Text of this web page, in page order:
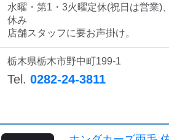
水曜・第1・3火曜定休(祝日は営業)
休み
店舗スタッフに要お声掛け。
栃木県栃木市野中町199-1
Tel. 0282-24-3811